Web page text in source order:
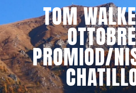
TOM
PROMIOD/